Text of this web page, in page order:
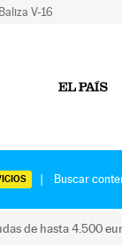
Baliza V-16
de hasta 4.500